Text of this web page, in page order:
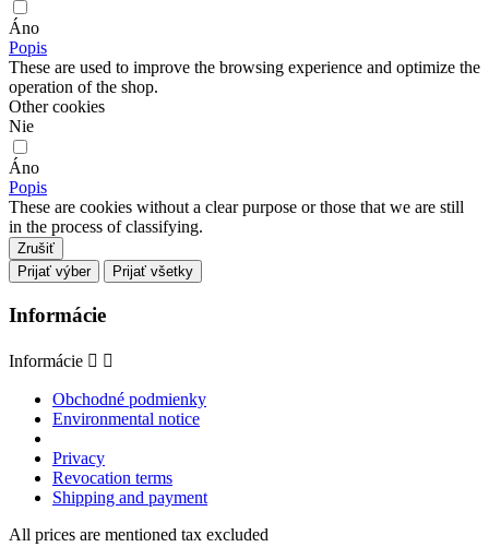
Áno
Popis
These are used to improve the browsing experience and optimize the
operation of the shop.
Other cookies
Nie
Áno
Popis
These are cookies without a clear purpose or those that we are still
in the process of classifying.
Zrušiť
Prijať výber
Prijať všetky
Informácie
Informácie  
Obchodné podmienky
Environmental notice
Privacy
Revocation terms
Shipping and payment
All prices are mentioned tax excluded